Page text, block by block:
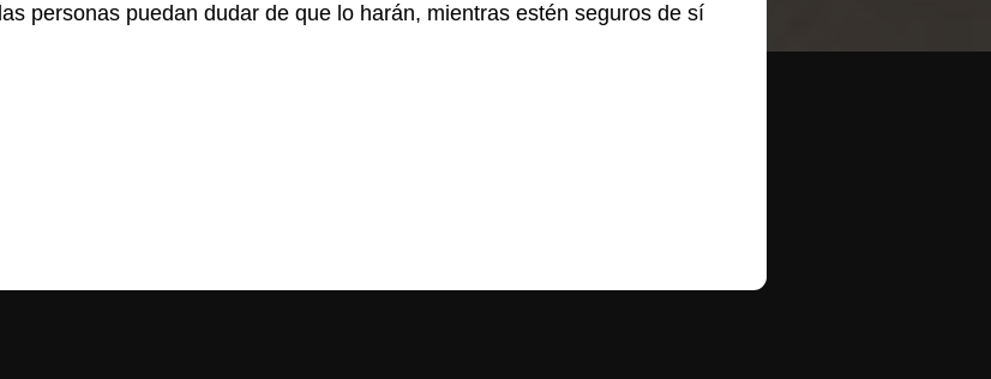
personas puedan dudar de que lo harán, mientras estén seguros de sí